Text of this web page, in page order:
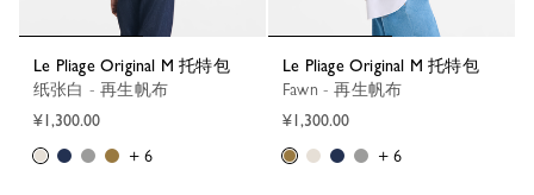
Le Pliage Original M 托特包
纸张白 - 再生帆布
¥1,300.00
+ 6
Le Pliage Original M 托特包
Fawn - 再生帆布
¥1,300.00
+ 6